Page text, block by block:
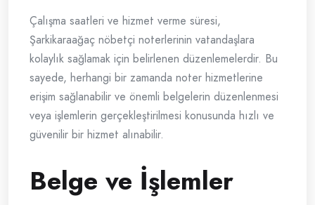
Çalışma saatleri ve hizmet verme süresi,
Şarkikaraağaç nöbetçi noterlerinin vatandaşlara
kolaylık sağlamak için belirlenen düzenlemelerdir. Bu
sayede, herhangi bir zamanda noter hizmetlerine
erişim sağlanabilir ve önemli belgelerin düzenlenmesi
veya işlemlerin gerçekleştirilmesi konusunda hızlı ve
güvenilir bir hizmet alınabilir.
Belge ve İşlemler